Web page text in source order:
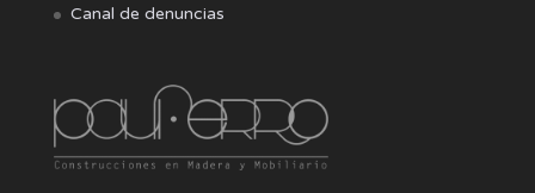
Canal de denuncias